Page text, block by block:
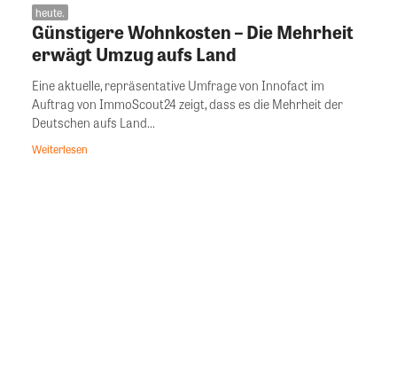
heute.
Günstigere Wohnkosten – Die Mehrheit
erwägt Umzug aufs Land
Eine aktuelle, repräsentative Umfrage von Innofact im
Auftrag von ImmoScout24 zeigt, dass es die Mehrheit der
Deutschen aufs Land...
Weiterlesen